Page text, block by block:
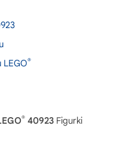
LEGO®
® 40923 Figurki